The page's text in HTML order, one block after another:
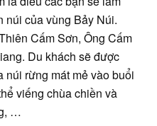
núi của vùng Bảy Núi.
Cấm Sơn, Ông Cấm
Du khách sẽ được
núi rừng mát mẻ vào buổi
viếng chùa chiền và
…